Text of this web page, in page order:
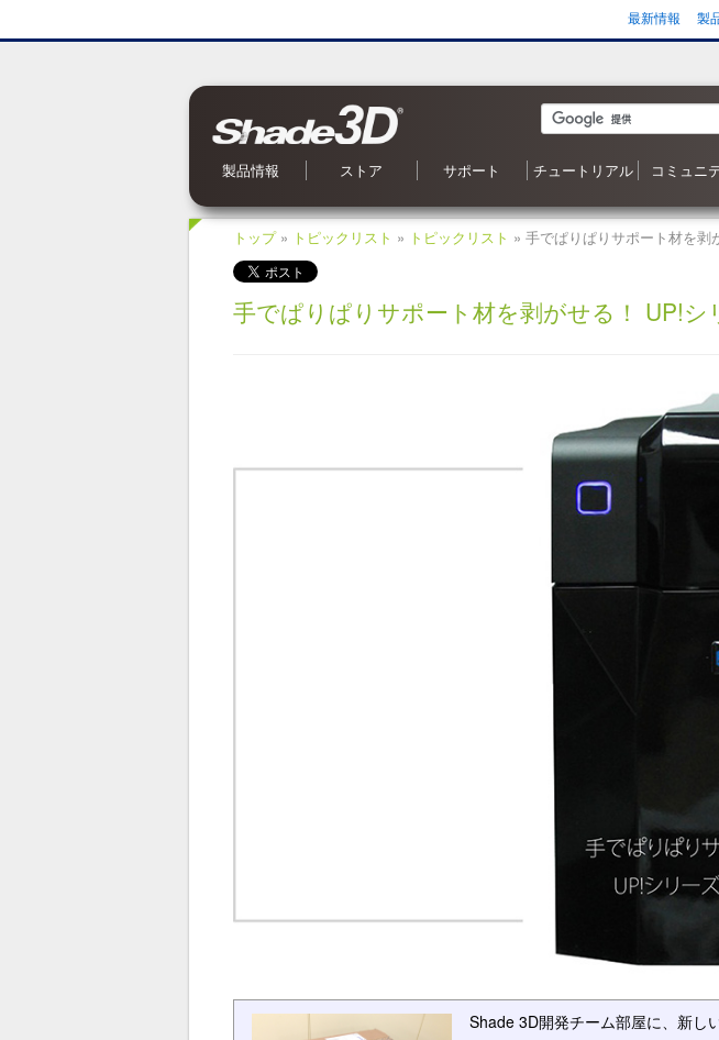
最新情報 製
製品情報
Shade3D Ver.27
CG入力支援サービス
BIM/CIM 設計照査ツール
ブロックUIプログラミングツール
3Dパラメトリックツール
Civil・Ultimate とは
Shade3D SDK
Shade3D AI 生成ツール
Shade3D Shapeasy
マジカルスケッチ 3D
Shade3D 公式ガイドブック
Shade3D 検定ガイドブック
Shade3D Panorama View
Shade3D 実用3Dデータ集 森シリーズ
ストア
オンラインストア
ご利用案内
マーケットプレイス
特集記事
Shade3D 実用3Dデータ集 森シリーズ
サポート
お問い合わせ
OS 別対応状況
よくあるご質問（FAQ）
オンラインヘルプ
アップデータ
メールマガジン
Shade3D ナレッジベースへようこそ
チュートリアル
目次
Shade3D 操作ガイダンス
Shade3D の使い方
カスタマイズはいかがです
シャーロットのチュートリ
ビデオチュートリアル
ポリゴンメッシュでキャラ
アニメーション事始め
チャレンジ！3D
Adobe製品と連携！
書籍リスト
コミュニ
Shade3D
事例紹介
特集・コ
ギャラリ
トップ» トピックリスト » トピックリスト » 手でぱりぱりサポート材を剥
手でぱりぱりサポート材を剥がせる！ UP!シ
Shade 3D開発チーム部屋に、新し